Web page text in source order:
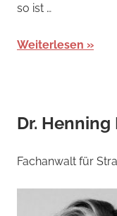
so ist …
Weiterlesen
Dr.
Fachanwalt für